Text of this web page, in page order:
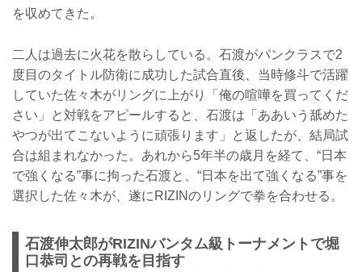
を収めてきた。
二人は過去に火花を散らしている。石渡がパンクラスで2
度目のタイトル防衛に成功した試合直後、当時修斗で活躍
していた佐々木がリングに上がり「俺の喧嘩を買ってくだ
さい」と対戦をアピールすると、石渡は「ああいう舐めた
やつが出てこないように頑張ります」と返したが、結局試
合は組まれなかった。あれから5年半の歳月を経て、“日本
で強くなる”事に拘った石渡と、“日本を出て強くなる”事を
選択した佐々木が、遂にRIZINのリングで拳を合わせる。
石渡伸太郎がRIZINバンタム級トーナメントで堀
口恭司との再戦を目指す